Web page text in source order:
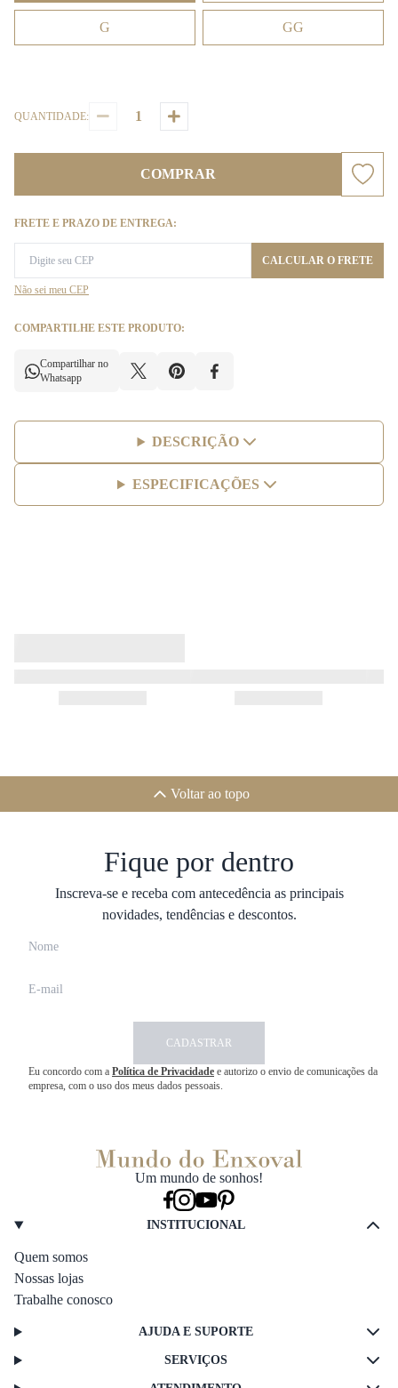
G GG
QUANTIDADE:
COMPRAR
FRETE E PRAZO DE ENTREGA:
CALCULAR O FRETE
Não sei meu CEP
COMPARTILHE ESTE PRODUTO:
Compartilhar no
Whatsapp
DESCRIÇÃO
ESPECIFICAÇÕES
Voltar ao topo
Fique por dentro
Inscreva-se e receba com antecedência as principais
novidades, tendências e descontos.
CADASTRAR
Eu concordo com a Política de Privacidade e autorizo o envio de comunicações da
empresa, com o uso dos meus dados pessoais.
Um mundo de sonhos!
INSTITUCIONAL
Quem somos
Nossas lojas
Trabalhe conosco
AJUDA E SUPORTE
SERVIÇOS